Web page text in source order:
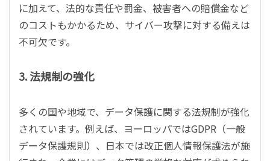
に加えて、法的な責任や罰金、被害者への賠償金など
のコストもかかるため、サイバー攻撃に対する備えは
不可欠です。
3. 法規制の強化
多くの国や地域で、データ保護に関する法規制が強化
されています。例えば、ヨーロッパではGDPR（一般
データ保護規則）、日本では改正個人情報保護法が施